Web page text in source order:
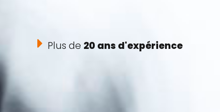
Plus de 20 ans d'expérience